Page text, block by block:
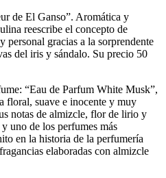
de El Ganso”. Aromática y
reescribe el concepto de
gracias a la sorprendente
del iris y sándalo. Su precio 50
“Eau de Parfum White Musk”,
floral, suave e inocente y muy
notas de almizcle, flor de lirio y
uno de los perfumes más
en la historia de la perfumería
elaboradas con almizcle